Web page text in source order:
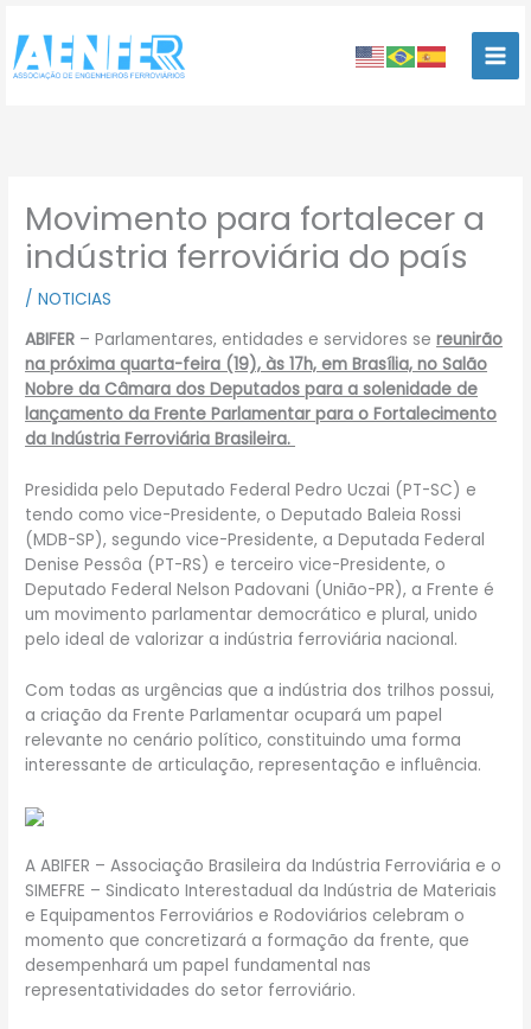
para
conteúdo
Movimento para fortalecer a
indústria ferroviária do país
/NOTICIAS
ABIFER – Parlamentares, entidades e servidores sereunirão
na próxima quarta-feira (19), às 17h, em Brasília, no Salão
Nobre da Câmara dos Deputados para a solenidade de
lançamento da Frente Parlamentar para o Fortalecimento
da Indústria Ferroviária Brasileira.
Presidida pelo Deputado Federal Pedro Uczai (PT-SC) e
tendo como vice-Presidente, o Deputado Baleia Rossi
(MDB-SP), segundo vice-Presidente, a Deputada Federal
Denise Pessôa (PT-RS) e terceiro vice-Presidente, o
Deputado Federal Nelson Padovani (União-PR), a Frente é
um movimento parlamentar democrático e plural, unido
pelo ideal de valorizar a indústria ferroviária nacional.
Com todas as urgências que a indústria dos trilhos possui,
a criação da Frente Parlamentar ocupará um papel
relevante no cenário político, constituindo uma forma
interessante de articulação, representação e influência.
A ABIFER – Associação Brasileira da Indústria Ferroviária e o
SIMEFRE – Sindicato Interestadual da Indústria de Materiais
e Equipamentos Ferroviários e Rodoviários celebram o
momento que concretizará a formação da frente, que
desempenhará um papel fundamental nas
representatividades do setor ferroviário.